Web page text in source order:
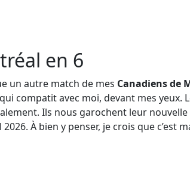
en 6
un autre match de mes Canadiens de
compatit avec moi, devant mes yeux.
Ils nous garochent leur nouvelle
2026. À bien y penser, je crois que